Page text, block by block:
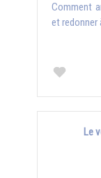
Comment
et redonner
Le